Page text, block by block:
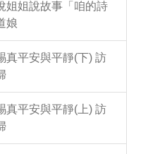
姐姐說故事「咱的詩
娘
真平安與平靜(下) 訪
真平安與平靜(上) 訪